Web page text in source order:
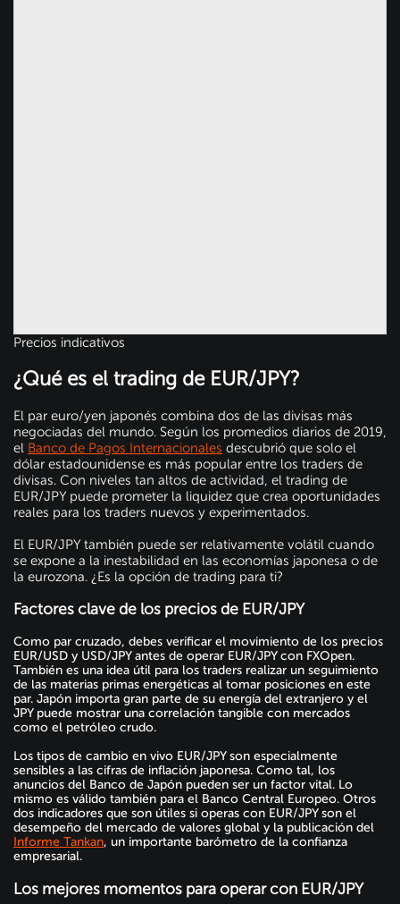
Precios indicativos
¿Qué es el trading de EUR/JPY?
El par euro/yen japonés combina dos de las divisas más
negociadas del mundo. Según los promedios diarios de 2019,
el Banco de Pagos Internacionales descubrió que solo el
dólar estadounidense es más popular entre los traders de
divisas. Con niveles tan altos de actividad, el trading de
EUR/JPY puede prometer la liquidez que crea oportunidades
reales para los traders nuevos y experimentados.
El EUR/JPY también puede ser relativamente volátil cuando
se expone a la inestabilidad en las economías japonesa o de
la eurozona. ¿Es la opción de trading para ti?
Factores clave de los precios de EUR/JPY
Como par cruzado, debes verificar el movimiento de los precios
EUR/USD y USD/JPY antes de operar EUR/JPY con FXOpen.
También es una idea útil para los traders realizar un seguimiento
de las materias primas energéticas al tomar posiciones en este
par. Japón importa gran parte de su energía del extranjero y el
JPY puede mostrar una correlación tangible con mercados
como el petróleo crudo.
Los tipos de cambio en vivo EUR/JPY son especialmente
sensibles a las cifras de inflación japonesa. Como tal, los
anuncios del Banco de Japón pueden ser un factor vital. Lo
mismo es válido también para el Banco Central Europeo. Otros
dos indicadores que son útiles si operas con EUR/JPY son el
desempeño del mercado de valores global y la publicación del
Informe Tankan, un importante barómetro de la confianza
empresarial.
Los mejores momentos para operar con EUR/JPY